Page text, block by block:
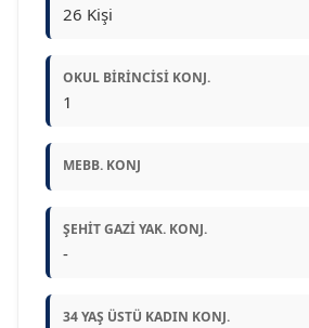
26 Kişi
OKUL BIRINCISI KONJ.
1
MEBB. KONJ
ŞEHIT GAZI YAK. KONJ.
-
34 YAŞ ÜSTÜ KADIN KONJ.